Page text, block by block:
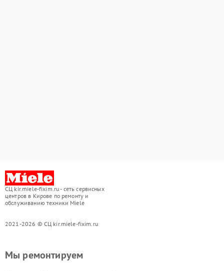
СЦ kir.miele-fixim.ru - сеть сервисных
центров в Кирове по ремонту и
обслуживанию техники Miele
2021-2026 © СЦ kir.miele-fixim.ru
Мы ремонтируем